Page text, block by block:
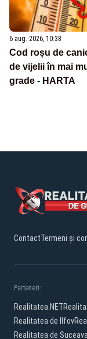
6 aug. 2026, 10:38
Cod roșu de
de vijelii în mai
grade - HARTA
ContactTermeni și
Parteneri:
Realitatea.NET
Realitatea de Ilfov
Realitatea de Suceava